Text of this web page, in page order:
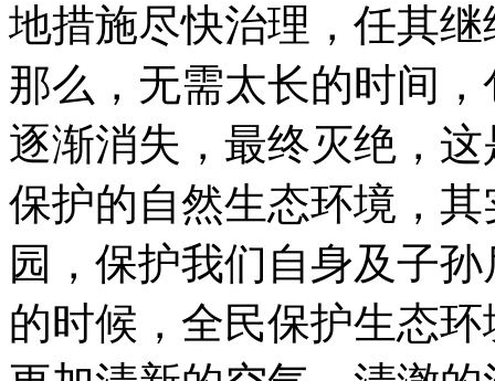
地措施尽快治理，任其
那么，无需太长的时间
逐渐消失，最终灭绝，
保护的自然生态环境，
园，保护我们自身及子
的时候，全民保护生态